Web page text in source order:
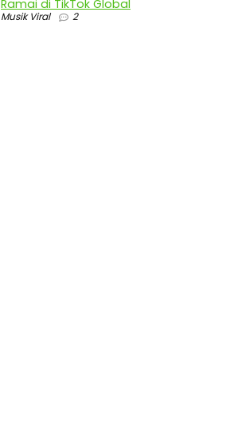
Ramai di TikTok Global
Musik Viral 2